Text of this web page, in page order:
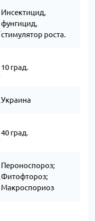
Инсектицид,
фунгицид,
стимулятор роста.
10 град.
Украина
40 град.
Пероноспороз;
Фитофтороз;
Макроспориоз